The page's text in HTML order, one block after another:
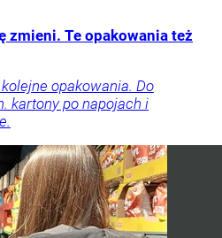
zmieni. Te opakowania też
opakowania. Do
kartony po napojach i